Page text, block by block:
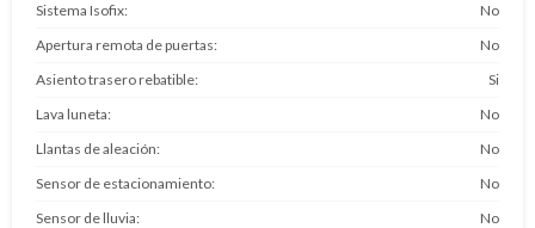
Sistema Isofix
No
Apertura remota de puertas
No
Asiento trasero rebatible
Si
Lava luneta
No
Llantas de aleación
No
Sensor de estacionamiento
No
Sensor de lluvia
No